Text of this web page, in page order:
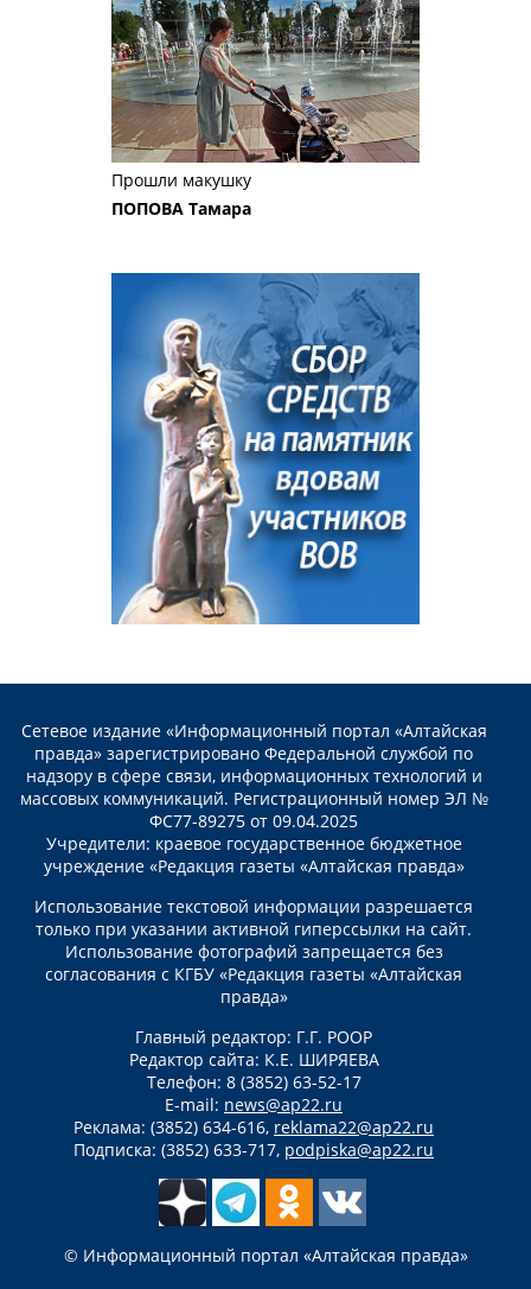
Прошли макушку
ПОПОВА Тамара
Сетевое издание «Информационный портал «Алтайская
правда» зарегистрировано Федеральной службой по
надзору в сфере связи, информационных технологий и
массовых коммуникаций. Регистрационный номер ЭЛ №
ФС77-89275 от 09.04.2025
Учредители: краевое государственное бюджетное
учреждение «Редакция газеты «Алтайская правда»
Использование текстовой информации разрешается
только при указании активной гиперссылки на сайт.
Использование фотографий запрещается без
согласования с КГБУ «Редакция газеты «Алтайская
правда»
Главный редактор: Г.Г. РООР
Редактор сайта: К.Е. ШИРЯЕВА
Телефон: 8 (3852) 63-52-17
E-mail: news@ap22.ru
Реклама: (3852) 634-616, reklama22@ap22.ru
Подписка: (3852) 633-717, podpiska@ap22.ru
© Информационный портал «Алтайская правда»